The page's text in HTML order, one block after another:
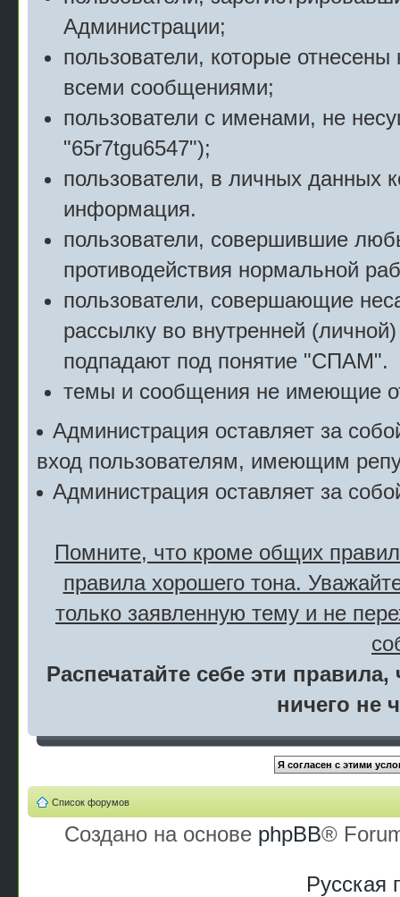
Администрации;
пользователи, которые
всеми сообщениями;
пользователи с именами, не
"65r7tgu6547");
пользователи, в личных данных
информация.
пользователи, совершившие
противодействия нормальной
пользователи, совершающие
рассылку во внутренней
подпадают под понятие "СПАМ".
темы и сообщения не имеющие
Администрация оставляет за
вход пользователям, имеющим
Администрация оставляет за
Помните, что кроме общих
правила хорошего тона.
только заявленную тему и не
Распечатайте себе эти
ничего не
Список форумов
Создано на основе phpBB®
Русская